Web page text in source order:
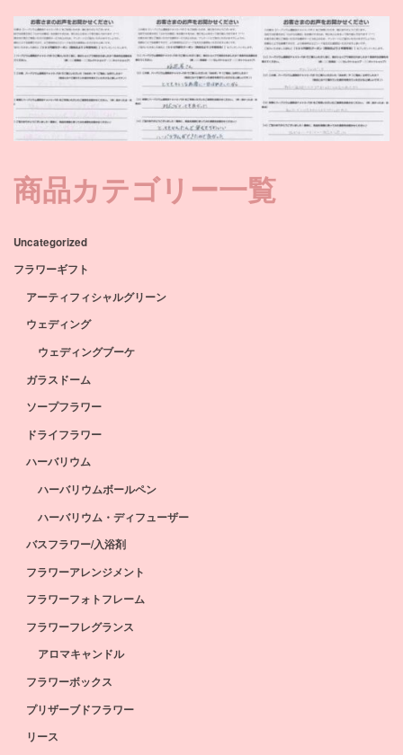
商品カテゴリー一覧
Uncategorized
フラワーギフト
アーティフィシャルグリーン
ウェディング
ウェディングブーケ
ガラスドーム
ソープフラワー
ドライフラワー
ハーバリウム
ハーバリウムボールペン
ハーバリウム・ディフューザー
バスフラワー/入浴剤
フラワーアレンジメント
フラワーフォトフレーム
フラワーフレグランス
アロマキャンドル
フラワーボックス
プリザーブドフラワー
リース